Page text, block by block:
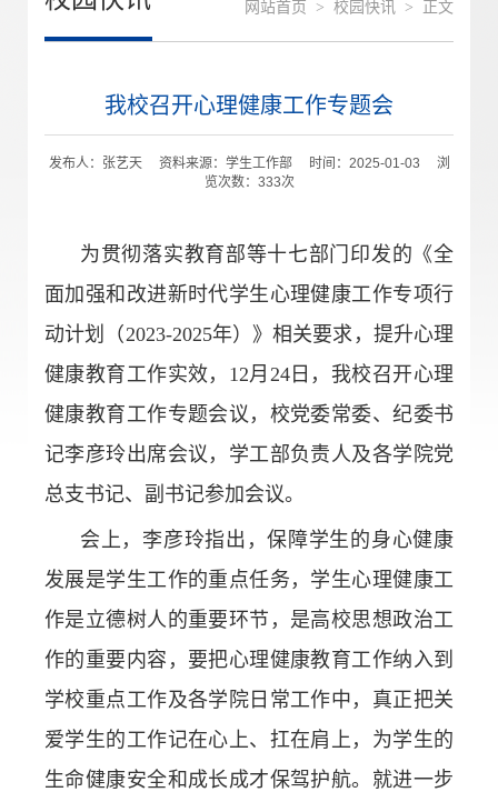
网站首页 > 校园快讯 > 正文
我校召开心理健康工作专题会
发布人：张艺天 资料来源：学生工作部 时间：2025-01-03 浏
览次数： 333次
为贯彻落实教育部等十七部门印发的《全
面加强和改进新时代学生心理健康工作专项行
动计划（2023-2025年）》相关要求，提升心理
健康教育工作实效，12月24日，我校召开心理
健康教育工作专题会议，校党委常委、纪委书
记李彦玲出席会议，学工部负责人及各学院党
总支书记、副书记参加会议。
会上，李彦玲指出，保障学生的身心健康
发展是学生工作的重点任务， 学生心理健康工
作是立德树人的重要环节，是高校思想政治工
作的重要内容， 要把心理健康教育工作纳入到
学校重点工作及各学院日常工作中，真正把关
爱学生的工作记在心上、扛在肩上，为学生的
生命健康安全和成长成才保驾护航。就进一步